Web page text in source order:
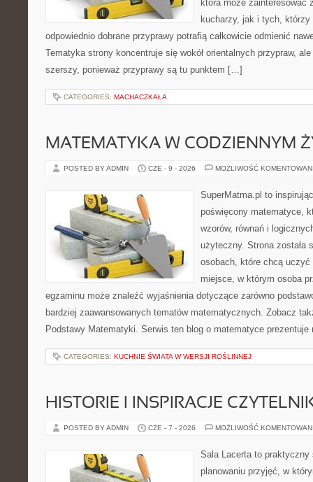
która może zainteresować
kucharzy, jak i tych, którzy
odpowiednio dobrane przyprawy potrafią całkowicie odmienić
Tematyka strony koncentruje się wokół orientalnych przypraw,
szerszy, ponieważ przyprawy są tu punktem […]
CATEGORIES: MACHACZKAŁA
MATEMATYKA W CODZIENNYM
POSTED BY ADMIN CZE - 9 - 2026 MOŻLIWOŚĆ
SuperMatma.pl to
poświęcony matematyce,
wzorów, równań i
użyteczny. Strona została
osobach, które chcą
miejsce, w którym osoba
egzaminu może znaleźć wyjaśnienia dotyczące zarówno
bardziej zaawansowanych tematów matematycznych. Zobacz
Podstawy Matematyki. Serwis ten blog o matematyce
CATEGORIES: KUCHNIE ŚWIATA W WERSJI ROŚLINNEJ
HISTORIE I INSPIRACJE
POSTED BY ADMIN CZE - 7 - 2026 MOŻLIWOŚĆ
Sala Lacerta to praktyczny
planowaniu przyjęć, w